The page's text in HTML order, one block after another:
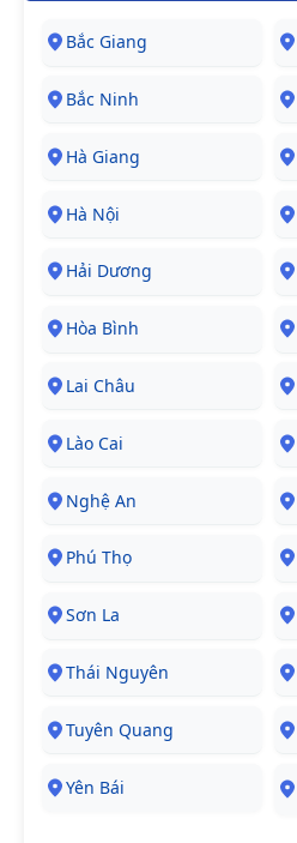
Bắc Giang
Bắc Ninh
Hà Giang
Hà Nội
Hải Dương
Hòa Bình
Lai Châu
Lào Cai
Nghệ An
Phú Thọ
Sơn La
Thái Nguyên
Tuyên Quang
Yên Bái